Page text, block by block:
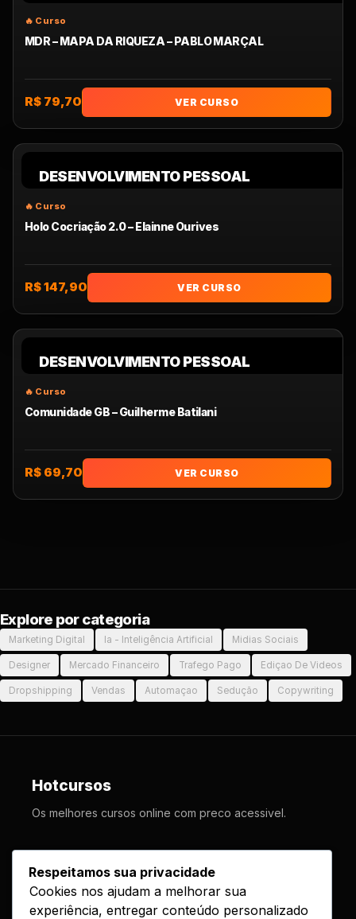
MDR – MAPA DA RIQUEZA – PABLO MARÇAL
R$ 79,70 VER CURSO
DESENVOLVIMENTO PESSOAL
Holo Cocriação 2.0 – Elainne Ourives
R$ 147,90 VER CURSO
DESENVOLVIMENTO PESSOAL
Comunidade GB – Guilherme Batilani
R$ 69,70 VER CURSO
Explore por categoria
Marketing Digital Ia - Inteligência Artificial Midias Sociais
Designer Mercado Financeiro Trafego Pago Ediçao De Videos
Dropshipping Vendas Automaçao Sedução Copywriting
Hotcursos
Os melhores cursos online com preco acessivel.
Cursos
Respeitamos sua privacidade
Cookies nos ajudam a melhorar sua
experiência, entregar conteúdo personalizado